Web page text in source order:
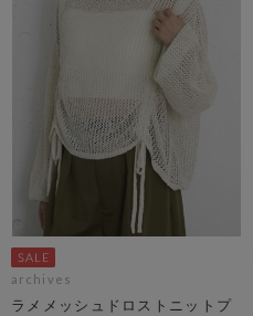
archives
ラメメッシュドロストニットプ